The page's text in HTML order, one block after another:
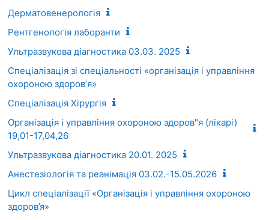
Дерматовенерологія
Рентгенологія лаборанти
Ультразвукова діагностика 03.03. 2025
Спеціалізація зі спеціальності «організація і управління
охороною здоровʼя»
Спеціалізація Хірургія
Організація і управління охороною здоров"я (лікарі)
19,01-17,04,26
Ультразвукова діагностика 20.01. 2025
Анестезіологія та реанімація 03.02.-15.05.2026
Цикл спеціалізації «Організація і управління охороною
здоров’я»